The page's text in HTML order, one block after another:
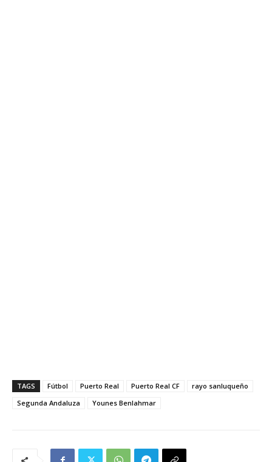
TAGS Fútbol Puerto Real Puerto Real CF
rayo sanluqueño
Segunda Andaluza
Younes Benlahmar